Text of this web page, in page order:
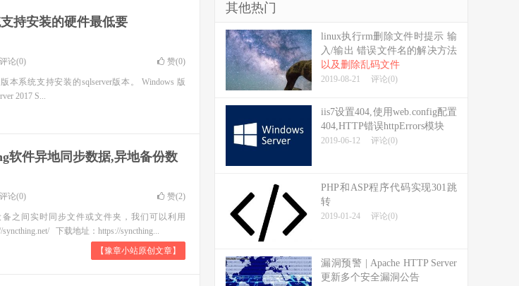
持安装的硬件最低要
评论(0) 赞(0)
本系统支持安装的sqlserver版本。 Windows 版
2017 S...
软件异地同步数据,异地备份数
评论(0) 赞(2)
之间实时同步文件或文件夹，我们可以利用
下载地址：https://syncthing...
【豫章小站原创文章】
其他热门
linux执行rm删除文件时提示 输
入/输出 错误文件名的解决方法
以及删除乱码文件
2019-08-21 评论(0)
iis7设置404,使用web.config配置
404,HTTP错误httpErrors模块
2019-06-12 评论(0)
PHP和ASP程序代码实现301跳
转
2019-01-24 评论(0)
漏洞预警 | Apache HTTP Server
更新多个安全漏洞公告